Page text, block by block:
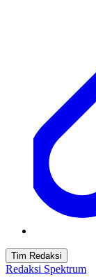
Tim Redaksi
Redaksi Spektrum